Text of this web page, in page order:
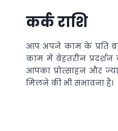
कर्क राशि
आप अपने काम के प्रति
काम में बेहतरीन
आपका प्रोत्‍साहन और
मिलने की भी संभावना है।